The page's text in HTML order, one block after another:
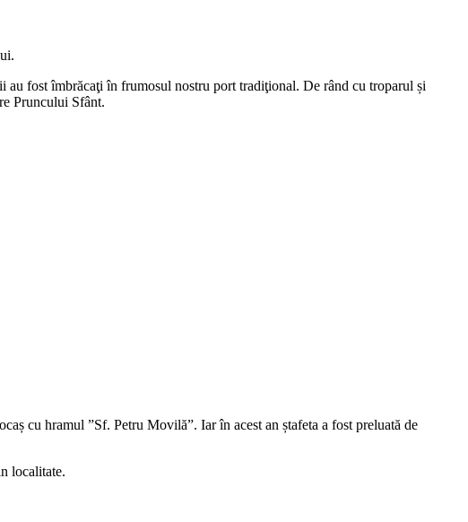
fost îmbrăcaţi în frumosul nostru port tradiţional. De rând cu troparul și
Pruncului Sfânt.
cu hramul ”Sf. Petru Movilă”. Iar în acest an ștafeta a fost preluată de
localitate.